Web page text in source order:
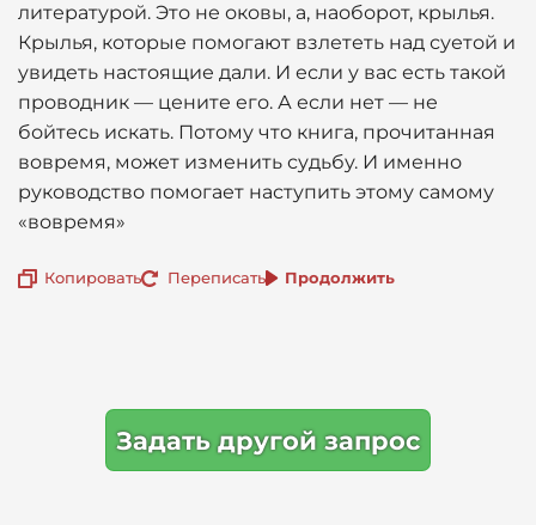
литературой. Это не оковы, а, наоборот, крылья.
Крылья, которые помогают взлететь над суетой и
увидеть настоящие дали. И если у вас есть такой
проводник — цените его. А если нет — не
бойтесь искать. Потому что книга, прочитанная
вовремя, может изменить судьбу. И именно
руководство помогает наступить этому самому
«вовремя»
Копировать Переписать Продолжить
Задать другой запрос